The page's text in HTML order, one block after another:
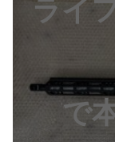
ライ
で